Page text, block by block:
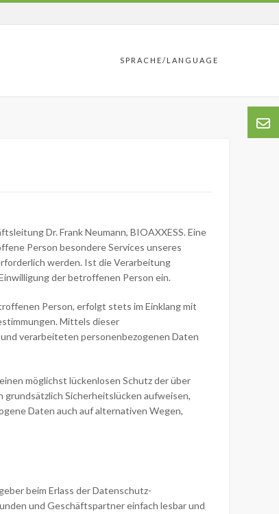
SPRACHE/LANGUAGE
Dr. Frank Neumann, BIOAXXESS. Eine
Person besondere Services unseres
werden. Ist die Verarbeitung
der betroffenen Person ein.
Person, erfolgt stets im Einklang mit
Mittels dieser
verarbeiteten personenbezogenen Daten
möglichst lückenlosen Schutz der über
Sicherheitslücken aufweisen,
Daten auch auf alternativen Wegen,
beim Erlass der Datenschutz-
und Geschäftspartner einfach lesbar und